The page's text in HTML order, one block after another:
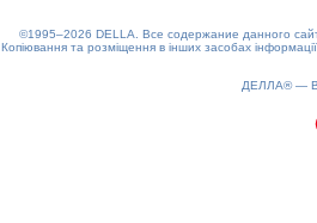
©1995–2026 DELLA. Все содержание данного
Копіювання та розміщення в інших засобах
ДЕЛЛА® —